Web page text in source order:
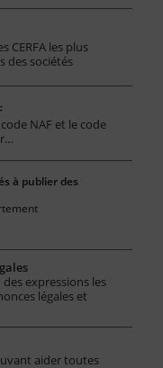
CERFA les plus
des sociétés
NAF et le code
à publier des
expressions les
légales et
aider toutes